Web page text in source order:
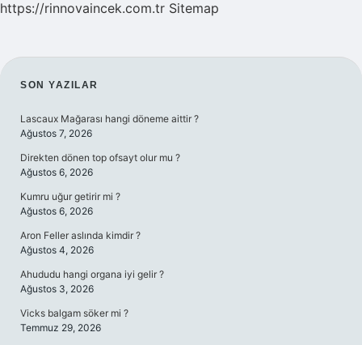
https://rinnovaincek.com.tr Sitemap
SIDEBAR
SON YAZILAR
Lascaux Mağarası hangi döneme aittir ?
Ağustos 7, 2026
Direkten dönen top ofsayt olur mu ?
Ağustos 6, 2026
Kumru uğur getirir mi ?
Ağustos 6, 2026
Aron Feller aslında kimdir ?
Ağustos 4, 2026
Ahududu hangi organa iyi gelir ?
Ağustos 3, 2026
Vicks balgam söker mi ?
Temmuz 29, 2026